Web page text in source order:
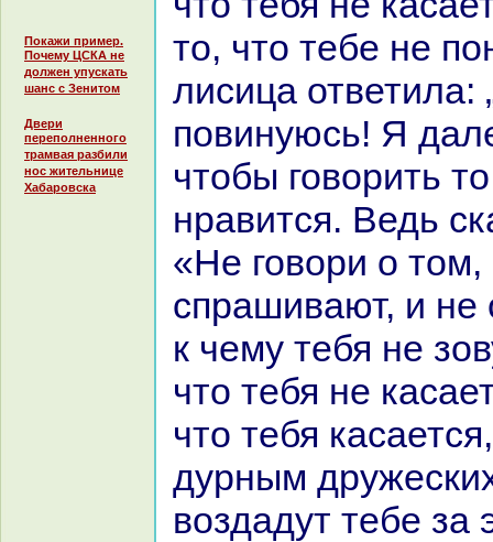
Покажи пример.
Почему ЦСКА не
должен упускать
шанс с Зенитом
Двери
переполненного
трамвая разбили
нос жительнице
Хабаровска
то, что тебе не
лисица
повинуюсь! Я
чтобы говорить
нpaвится. Ведь
«Не говори о
спpaшивают, и не
к чему тебя не
что тебя не
что тебя
дурным
воздадут тебе за